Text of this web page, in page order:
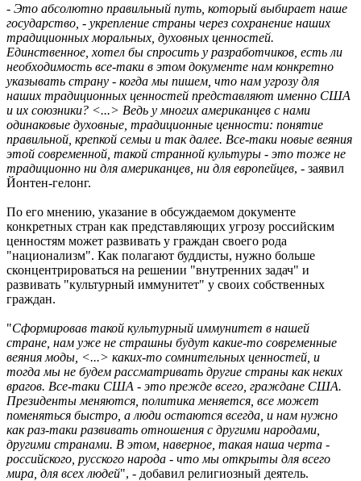
- Это абсолютно правильный путь, который выбирает наше
государство, - укрепление страны через сохранение наших
традиционных моральных, духовных ценностей.
Единственное, хотел бы спросить у разработчиков, есть ли
необходимость все-таки в этом документе нам конкретно
указывать страну - когда мы пишем, что нам угрозу для
наших традиционных ценностей представляют именно США
и их союзники? <...> Ведь у многих американцев с нами
одинаковые духовные, традиционные ценности: понятие
правильной, крепкой семьи и так далее. Все-таки новые веяния
этой современной, такой странной культуры - это тоже не
традиционно ни для американцев, ни для европейцев, - заявил
Йонтен-гелонг.
По его мнению, указание в обсуждаемом документе
конкретных стран как представляющих угрозу российским
ценностям может развивать у граждан своего рода
"национализм". Как полагают буддисты, нужно больше
сконцентрироваться на решении "внутренних задач" и
развивать "культурный иммунитет" у своих собственных
граждан.
"Сформировав такой культурный иммунитет в нашей
стране, нам уже не страшны будут какие-то современные
веяния моды, <...> каких-то сомнительных ценностей, и
тогда мы не будем рассматривать другие страны как неких
врагов. Все-таки США - это прежде всего, граждане США.
Президенты меняются, политика меняется, все может
поменяться быстро, а люди остаются всегда, и нам нужно
как раз-таки развивать отношения с другими народами,
другими странами. В этом, наверное, такая наша черта -
российского, русского народа - что мы открыты для всего
мира, для всех людей", - добавил религиозный деятель.